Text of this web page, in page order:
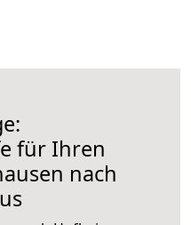
für Ihren
nach